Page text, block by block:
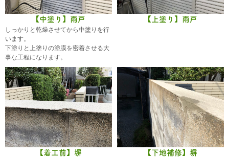
【中塗り】雨戸
しっかりと乾燥させてから中塗りを行
います。
下塗りと上塗りの塗膜を密着させる大
事な工程になります。
【上塗り】雨戸
【着工前】塀 【下地補修】塀